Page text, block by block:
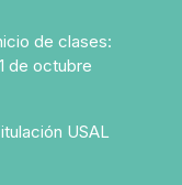
de clases:
de octubre
USAL